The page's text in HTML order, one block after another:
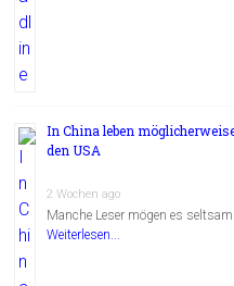
In China leben
den USA
2 Wochen ago
Manche Leser mögen es
Weiterlesen...